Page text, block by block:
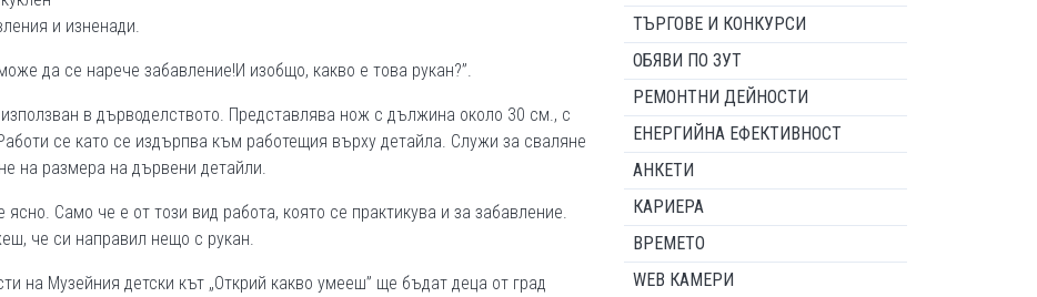
и изненади.
да се нарече забавление!И изобщо, какво е това рукан?”.
в дърводелството. Представлява нож с дължина около 30 см., с
се като се издърпва към работещия върху детайла. Служи за сваляне
на размера на дървени детайли.
Само че е от този вид работа, която се практикува и за забавление.
че си направил нещо с рукан.
на Музейния детски кът „Открий какво умееш” ще бъдат деца от град
ТЪРГОВЕ И КОНКУРСИ
ОБЯВИ ПО ЗУТ
РЕМОНТНИ ДЕЙНОСТИ
ЕНЕРГИЙНА ЕФЕКТИВНОСТ
АНКЕТИ
КАРИЕРА
ВРЕМЕТО
WEB КАМЕРИ